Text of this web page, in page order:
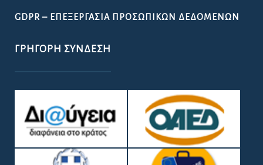
GDPR – ΕΠΕΞΕΡΓΑΣΙΑ ΠΡΟΣΩΠΙΚΩΝ ΔΕΔΟΜΕΝΩΝ
ΓΡΉΓΟΡΗ ΣΎΝΔΕΣΗ